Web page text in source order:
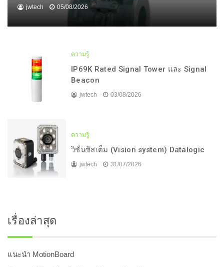
jwtech 05/08/2026
ความรู้
IP69K Rated Signal Tower และ Signal
Beacon
jwtech 03/08/2026
ความรู้
วิชั่นซิสเต็ม (Vision system) Datalogic
jwtech 31/07/2026
เรื่องล่าสุด
แนะนำ MotionBoard